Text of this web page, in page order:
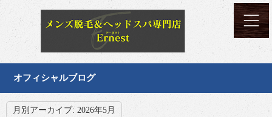
オフィシャルブログ
月別アーカイブ: 2026年5月